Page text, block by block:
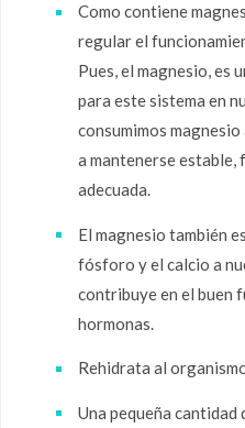
Como contiene
regular el
Pues, el magnesio, es
para este sistema en
consumimos
a mantenerse estable,
adecuada.
El magnesio también
fósforo y el calcio a
contribuye en el buen
hormonas.
Rehidrata al
Una pequeña cantidad